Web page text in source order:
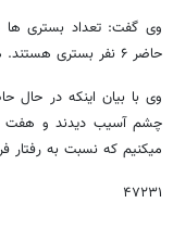
حاضر ۶ نفر بستری هستند. همچنین تاکنون ٧ نفر نیز درمان و ترخیص شدند.
وی با بیان اینکه در حال
چشم آسیب دیدند و هفت
میکنیم که نسبت به رفتار
۴۷۲۳۱